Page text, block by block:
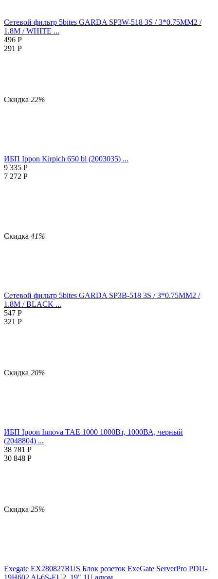
Сетевой фильтр 5bites GARDA SP3W-518 3S / 3*0.75MM2 /
1.8M / WHITE ...
496 Р
291 Р
Скидка 22%
ИБП Ippon Kirpich 650 bl (2003035) ...
9 335 Р
7 272 Р
Скидка 41%
Сетевой фильтр 5bites GARDA SP3B-518 3S / 3*0.75MM2 /
1.8M / BLACK ...
547 Р
321 Р
Скидка 20%
ИБП Ippon Innova TAE 1000 1000Вт, 1000ВА, черный
(2048804) ...
38 781 Р
30 848 Р
Скидка 25%
Exegate EX280827RUS Блок розеток ExeGate ServerPro PDU-
19H602 Al-6S-EU2, 19",1U,алюм,...